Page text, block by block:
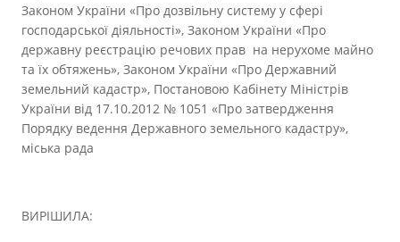
Законом України «Про дозвільну систему у сфері
господарської діяльності», Законом України «Про
державну реєстрацію речових прав на нерухоме майно
та їх обтяжень», Законом України «Про Державний
земельний кадастр», Постановою Кабінету Міністрів
України від 17.10.2012 № 1051 «Про затвердження
Порядку ведення Державного земельного кадастру»,
міська рада
ВИРІШИЛА: